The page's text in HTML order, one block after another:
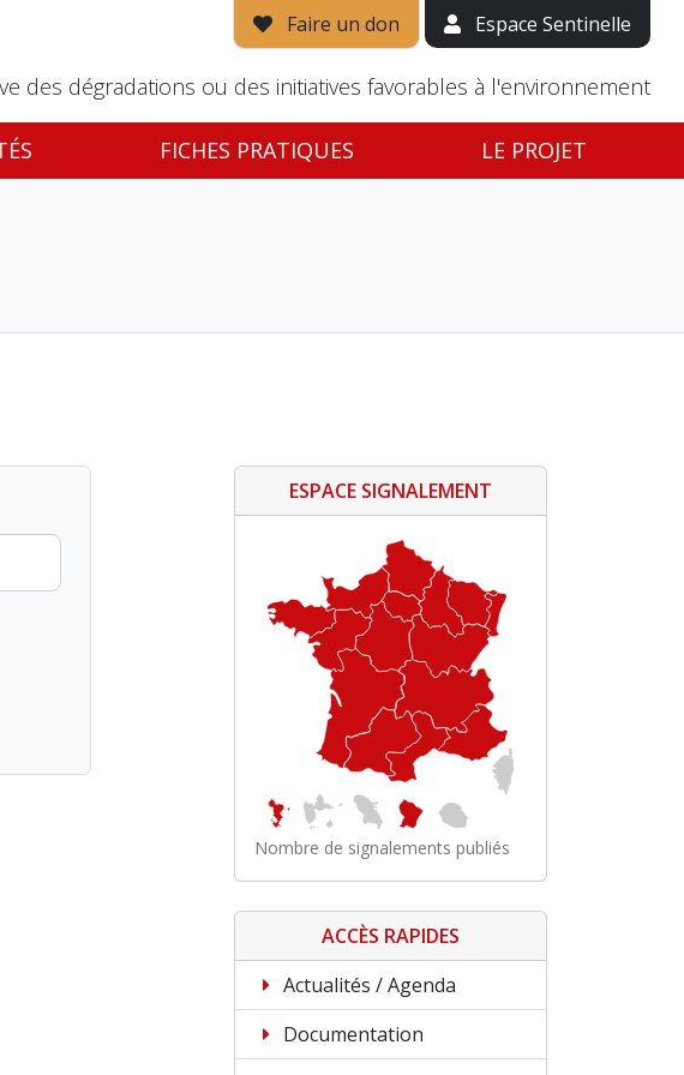
Faire un don Espace Sentinelle
des dégradations ou des initiatives favorables à l'environnement
FICHES PRATIQUES LE PROJET
ESPACE SIGNALEMENT
Nombre de signalements publiés
ACCÈS RAPIDES
Actualités / Agenda
Documentation